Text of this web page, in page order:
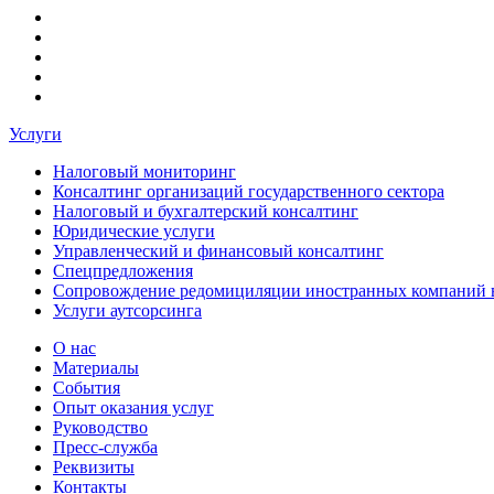
Услуги
Налоговый мониторинг
Консалтинг организаций государственного сектора
Налоговый и бухгалтерский консалтинг
Юридические услуги
Управленческий и финансовый консалтинг
Спецпредложения
Сопровождение редомициляции иностранных
Услуги аутсорсинга
О нас
Материалы
События
Опыт оказания услуг
Руководство
Пресс-служба
Реквизиты
Контакты